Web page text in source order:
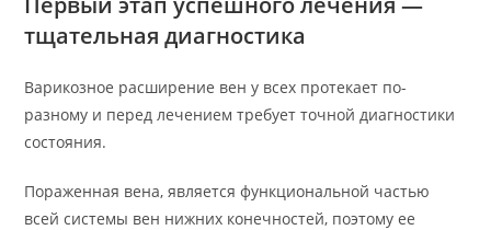
тщательная диагностика
Варикозное расширение вен у всех протекает по-
разному и перед лечением требует точной диагностики
состояния.
Пораженная вена, является функциональной частью
всей системы вен нижних конечностей, поэтому ее